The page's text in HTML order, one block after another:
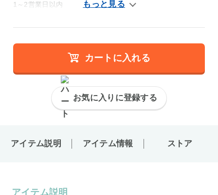
1～2営業日以内
カートに入れる
お気に入りに登録する
アイテム説明 アイテム情報 ストア
アイテム説明